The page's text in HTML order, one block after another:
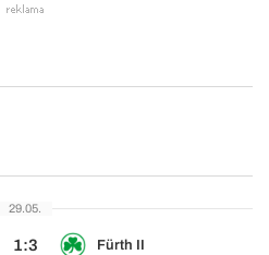
29.05.
1:3 Fürth II